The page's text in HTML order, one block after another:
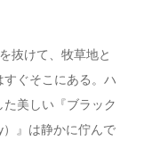
抜けて、牧草地と
ぐそこにある。ハ
美しい『ブラック
』は静かに佇んで